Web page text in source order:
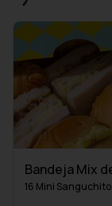
Bandeja Mix
16 Mini